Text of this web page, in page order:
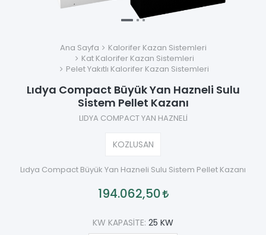
Ana Sayfa
Kalorifer Kazan Sistemleri
Kat Kalorifer Kazan Sistemleri
Pelet Yakıtlı Kalorifer Kazan Sistemleri
Lıdya Compact Büyük Yan Hazneli Sulu
Sistem Pellet Kazanı
LIDYA COMPACT YAN HAZNELİ
KOZLUSAN
Lıdya Compact Büyük Yan Hazneli Sulu Sistem Pellet Kazanı
194.062,50
KW KAPASITE: 25 KW